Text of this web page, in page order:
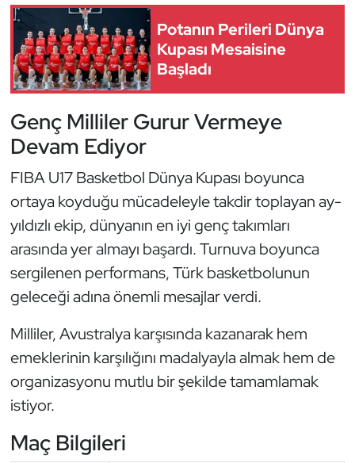
Potanın Perileri Dünya
Kupası Mesaisine
Başladı
Genç Milliler Gurur Vermeye
Devam Ediyor
FIBA U17 Basketbol Dünya Kupası boyunca
ortaya koyduğu mücadeleyle takdir toplayan ay-
yıldızlı ekip, dünyanın en iyi genç takımları
arasında yer almayı başardı. Turnuva boyunca
sergilenen performans, Türk basketbolunun
geleceği adına önemli mesajlar verdi.
Milliler, Avustralya karşısında kazanarak hem
emeklerinin karşılığını madalyayla almak hem de
organizasyonu mutlu bir şekilde tamamlamak
istiyor.
Maç Bilgileri
Muay Thai
Okçuluk
Optimist
Oryantiring
Özel Sporcular
Paralimpik
Ragbi
Satranç
Su Topu
Sualtı Sporları
Tekvando
Tenis